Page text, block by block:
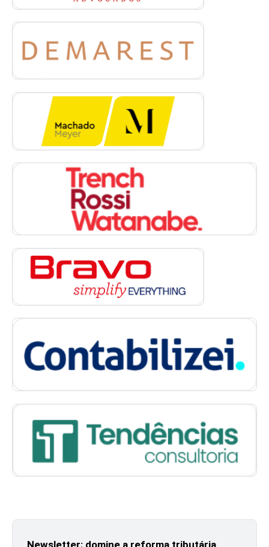
Newsletter: domine a reforma tributária